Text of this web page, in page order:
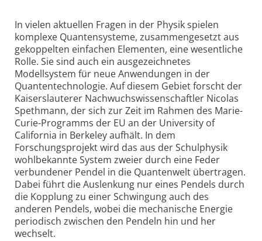
In vielen aktuellen Fragen in der Physik spielen
komplexe Quantensysteme, zusammengesetzt aus
gekoppelten einfachen Elementen, eine wesentliche
Rolle. Sie sind auch ein ausgezeichnetes
Modellsystem für neue Anwendungen in der
Quantentechnologie. Auf diesem Gebiet forscht der
Kaiserslauterer Nachwuchs­wissenschaftler Nicolas
Spethmann, der sich zur Zeit im Rahmen des Marie-
Curie-Programms der EU an der University of
California in Berkeley aufhält. In dem
Forschungsprojekt wird das aus der Schulphysik
wohlbekannte System zweier durch eine Feder
verbundener Pendel in die Quantenwelt übertragen.
Dabei führt die Auslenkung nur eines Pendels durch
die Kopplung zu einer Schwingung auch des
anderen Pendels, wobei die mechanische Energie
periodisch zwischen den Pendeln hin und her
wechselt.